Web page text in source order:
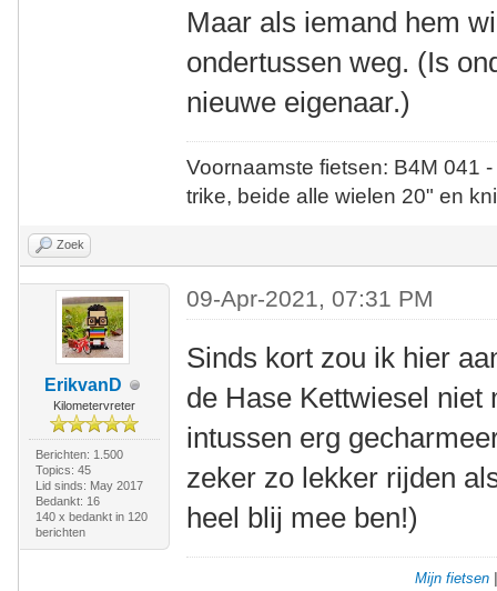
Maar als iemand hem
ondertussen weg. (Is
nieuwe eigenaar.)
Voornaamste fietsen: B4M
trike, beide alle wielen 20" en
Zoek
ErikvanD
Kilometervreter
Berichten: 1.500
Topics: 45
Lid sinds: May 2017
Bedankt: 16
140 x bedankt in 120
berichten
09-Apr-2021, 07:31 PM
Sinds kort zou ik hier
de Hase Kettwiesel niet
intussen erg
zeker zo lekker rijden
heel blij mee ben!)
Mijn fietsen